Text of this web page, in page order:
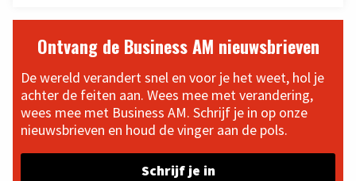
Ontvang de Business AM nieuwsbrieven
De wereld verandert snel en voor je het weet, hol je
achter de feiten aan. Wees mee met verandering,
wees mee met Business AM. Schrijf je in op onze
nieuwsbrieven en houd de vinger aan de pols.
Schrijf je in